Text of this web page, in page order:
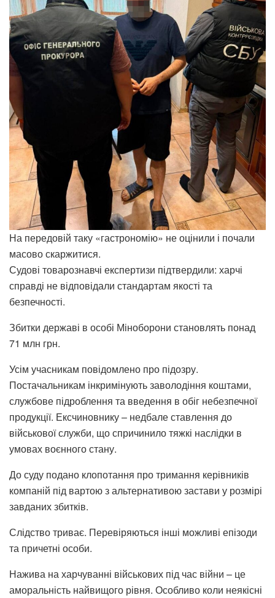
На передовій таку «гастрономію» не оцінили і почали
масово скаржитися.
Судові товарознавчі експертизи підтвердили: харчі
справді не відповідали стандартам якості та
безпечності.
Збитки державі в особі Міноборони становлять понад
71 млн грн.
Усім учасникам повідомлено про підозру.
Постачальникам інкримінують заволодіння коштами,
службове підроблення та введення в обіг небезпечної
продукції. Ексчиновнику – недбале ставлення до
військової служби, що спричинило тяжкі наслідки в
умовах воєнного стану.
До суду подано клопотання про тримання керівників
компаній під вартою з альтернативою застави у розмірі
завданих збитків.
Слідство триває. Перевіряються інші можливі епізоди
та причетні особи.
Нажива на харчуванні військових під час війни – це
аморальність найвищого рівня. Особливо коли неякісні